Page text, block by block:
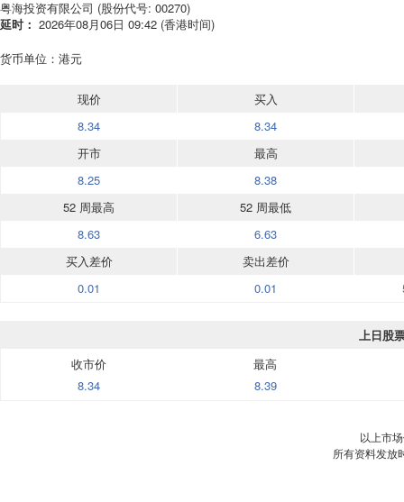
粤海投资有限公司 (股份代号: 00270)
延时： 2026年08月06日 09:42 (香港时间)
货币单位：港元
现价
买入
8.34
8.34
开市
最高
8.25
8.38
52 周最高
52 周最低
8.63
6.63
买入差价
卖出差价
0.01
0.01
上日股
收市价
最高
8.34
8.39
以上市
所有资料发放